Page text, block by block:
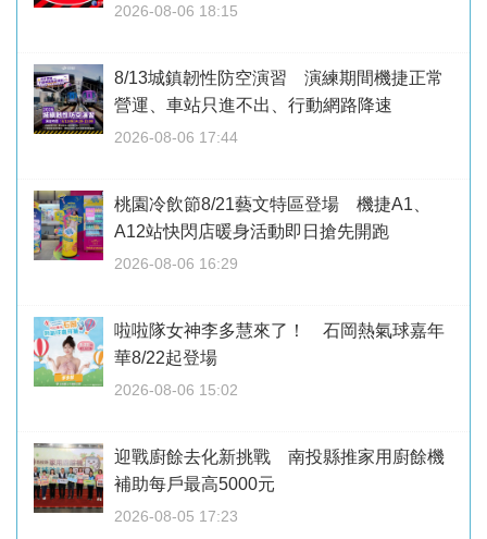
2026-08-06 18:15
8/13城鎮韌性防空演習 演練期間機捷正常
營運、車站只進不出、行動網路降速
2026-08-06 17:44
桃園冷飲節8/21藝文特區登場 機捷A1、
A12站快閃店暖身活動即日搶先開跑
2026-08-06 16:29
啦啦隊女神李多慧來了！ 石岡熱氣球嘉年
華8/22起登場
2026-08-06 15:02
迎戰廚餘去化新挑戰 南投縣推家用廚餘機
補助每戶最高5000元
2026-08-05 17:23